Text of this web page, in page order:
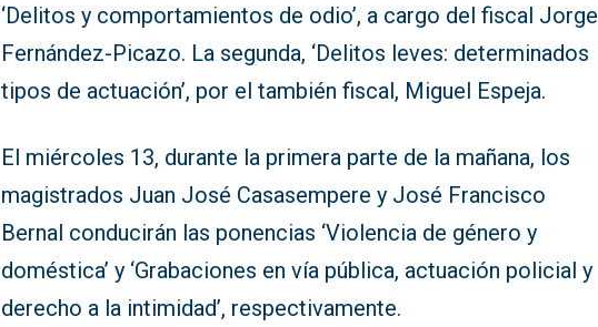
‘Delitos y comportamientos de odio’, a cargo del fiscal Jorge
Fernández-Picazo. La segunda, ‘Delitos leves: determinados
tipos de actuación’, por el también fiscal, Miguel Espeja.
El miércoles 13, durante la primera parte de la mañana, los
magistrados Juan José Casasempere y José Francisco
Bernal conducirán las ponencias ‘Violencia de género y
doméstica’ y ‘Grabaciones en vía pública, actuación policial y
derecho a la intimidad’, respectivamente.